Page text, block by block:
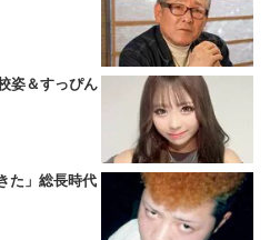
姿＆すっぴん
た」総長時代